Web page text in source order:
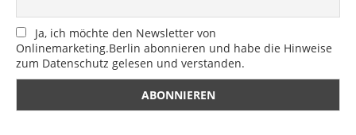
Ja, ich möchte den Newsletter von
Onlinemarketing.Berlin abonnieren und habe die Hinweise
zum Datenschutz gelesen und verstanden.